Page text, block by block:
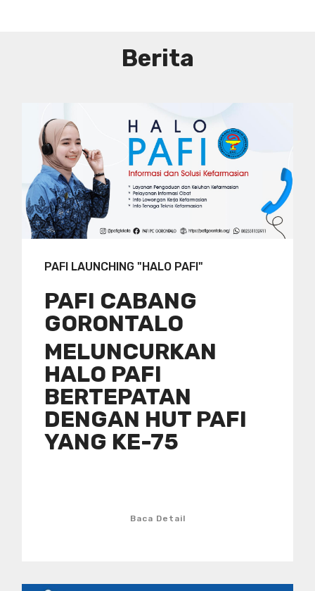
Berita
PAFI LAUNCHING "HALO PAFI"
PAFI CABANG
GORONTALO
MELUNCURKAN
HALO PAFI
BERTEPATAN
DENGAN HUT PAFI
YANG KE-75
Baca Detail